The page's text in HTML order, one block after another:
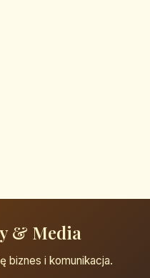
& Media
biznes i komunikacja.